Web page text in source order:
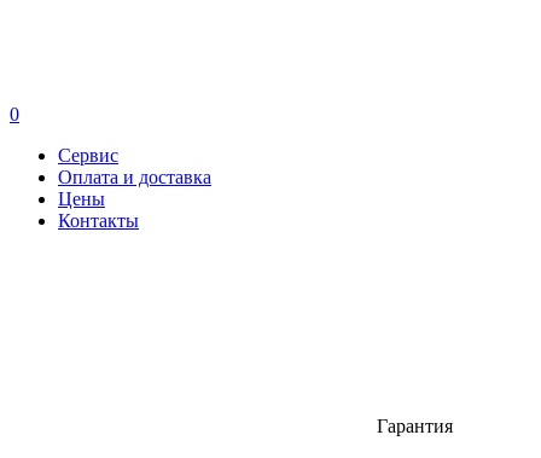
0
Сервис
Оплата и доставка
Цены
Контакты
Гарантия